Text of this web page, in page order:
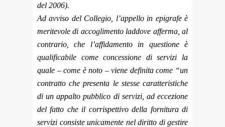
del 2006).
Ad avviso del Collegio, l’appello in epigrafe è
meritevole di accoglimento laddove afferma, al
contrario, che l’affidamento in questione è
qualificabile come concessione di servizi la
quale – come è noto – viene definita come “un
contratto che presenta le stesse caratteristiche
di un appalto pubblico di servizi, ad eccezione
del fatto che il corrispettivo della fornitura di
servizi consiste unicamente nel diritto di gestire